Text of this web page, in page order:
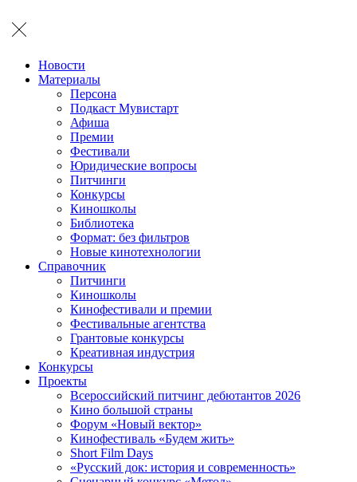
Новости
Материалы
Персона
Подкаст Мувистарт
Афиша
Премии
Фестивали
Юридические вопросы
Питчинги
Конкурсы
Киношколы
Библиотека
Формат: без фильтров
Новые кинотехнологии
Справочник
Питчинги
Киношколы
Кинофестивали и премии
Фестивальные агентства
Грантовые конкурсы
Креативная индустрия
Конкурсы
Проекты
Всероссийский питчинг дебютантов 2026
Кино большой страны
Форум «Новый вектор»
Кинофестиваль «Будем жить»
Short Film Days
«Русский док: история и современность»